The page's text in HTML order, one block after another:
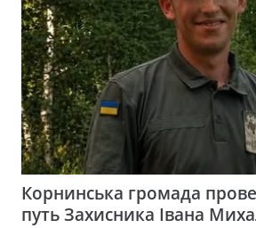
Корнинська громада
путь Захисника Івана